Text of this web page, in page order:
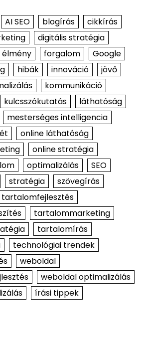
AI SEO blogírás
cikkírás
digitális stratégia
élmény
forgalom
Google
hibák innováció
jövő
kommunikáció
kulcsszókutatás
láthatóság
mesterséges intelligencia
online láthatóság
online stratégia
optimalizálás
SEO
stratégia
szövegírás
tartalomfejlesztés
tartalommarketing
tartalomírás
technológiai trendek
weboldal
weboldal optimalizálás
írási tippek